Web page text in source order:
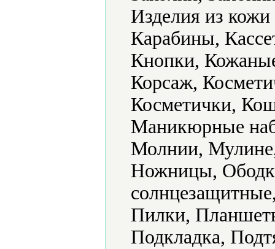
Изделия из
Карабины,
Кнопки,
Корсаж,
Косметички,
Маникюрные
Молнии,
Ножницы,
Пилки,
Подкладка,